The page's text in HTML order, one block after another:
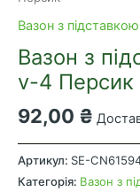
Вазон з
Вазон з
v-4 Персик
92,00 ₴
Вазон
з
підставкою
Артикул: SE-
Категорія: Вазон з